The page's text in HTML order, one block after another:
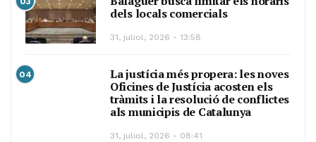
dels locals comercials
31, juliol, 2026 - 13:58
04
La justícia més propera: les noves
Oficines de Justícia acosten els
tràmits i la resolució de conflictes
als municipis de Catalunya
31, juliol, 2026 - 08:41